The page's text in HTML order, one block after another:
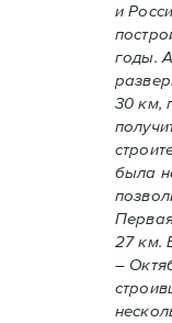
и
годы.
30 км,
была
27 км.
–